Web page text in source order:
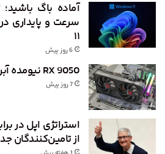
آماده باگ
سرعت و پایداری
۱۱
6 روز پیش
RX 9050 نیومده آبروی AMD رو برد!
7 روز پیش
استراتژی اپل در
از تامین‌کنندگان